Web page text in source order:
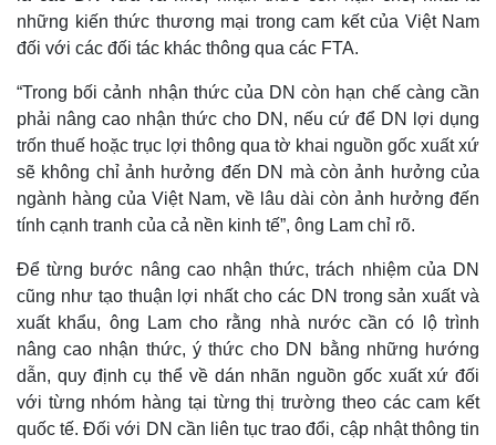
những kiến thức thương mại trong cam kết của Việt Nam
đối với các đối tác khác thông qua các FTA.
“Trong bối cảnh nhận thức của DN còn hạn chế càng cần
phải nâng cao nhận thức cho DN, nếu cứ để DN lợi dụng
trốn thuế hoặc trục lợi thông qua tờ khai nguồn gốc xuất xứ
sẽ không chỉ ảnh hưởng đến DN mà còn ảnh hưởng của
ngành hàng của Việt Nam, về lâu dài còn ảnh hưởng đến
tính cạnh tranh của cả nền kinh tế”, ông Lam chỉ rõ.
Để từng bước nâng cao nhận thức, trách nhiệm của DN
cũng như tạo thuận lợi nhất cho các DN trong sản xuất và
xuất khẩu, ông Lam cho rằng nhà nước cần có lộ trình
nâng cao nhận thức, ý thức cho DN bằng những hướng
dẫn, quy định cụ thể về dán nhãn nguồn gốc xuất xứ đối
với từng nhóm hàng tại từng thị trường theo các cam kết
quốc tế. Đối với DN cần liên tục trao đổi, cập nhật thông tin